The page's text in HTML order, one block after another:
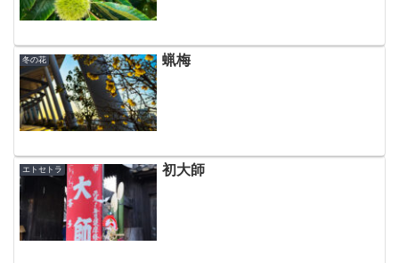
冬の花 蝋梅
エトセトラ 初大師